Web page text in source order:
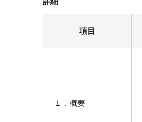
詳細
項目
１．概要